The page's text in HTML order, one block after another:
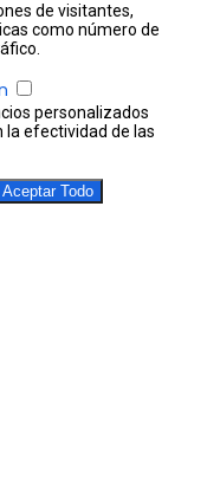
de visitantes,
como número de
personalizados
la efectividad de las
Aceptar Todo